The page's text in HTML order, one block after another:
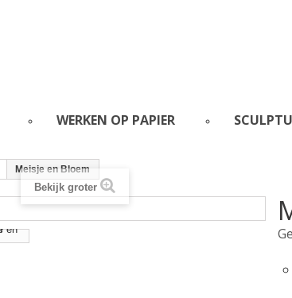
WERKEN OP PAPIER
Meisje en Bloem
Bekijk groter